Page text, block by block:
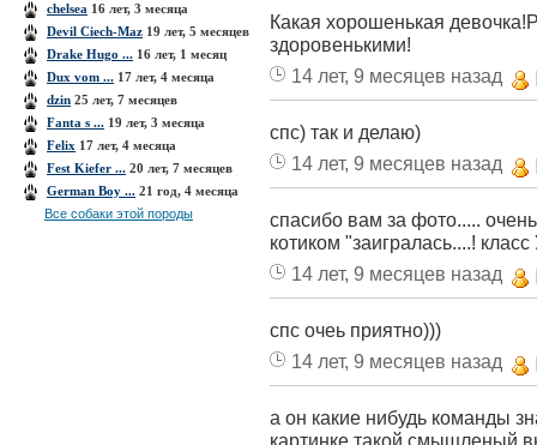
chelsea 16 лет, 3 месяца
Devil Ciech-Maz 19 лет, 5 месяцев
Drake Hugo ... 16 лет, 1 месяц
Dux vom ... 17 лет, 4 месяца
dzin 25 лет, 7 месяцев
Fanta s ... 19 лет, 3 месяца
Felix 17 лет, 4 месяца
Fest Kiefer ... 20 лет, 7 месяцев
German Boy ... 21 год, 4 месяца
Все собаки этой породы
Какая хорошенькая
здоровенькими!
14 лет, 9 месяцев назад
спс) так и делаю)
14 лет, 9 месяцев назад
спасибо вам за фото.....
котиком "заигралась....!
14 лет, 9 месяцев назад
спс очеь приятно)))
14 лет, 9 месяцев назад
а он какие нибудь команды
картинке такой смышленый